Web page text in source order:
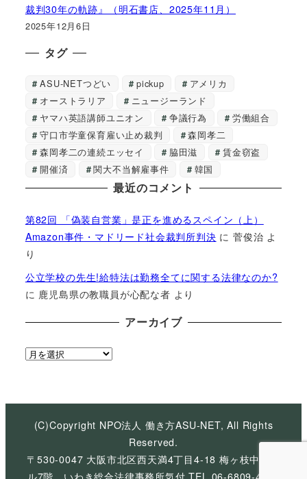
裁判30年の軌跡』（明石書店、2025年11月）
2025年12月6日
タグ
ASU-NETつどい pickup
アメリカ
オーストラリア
ニュージーランド
ヤマハ英語講師ユニオン
争議行為
労働組合
守口市学童保育雇い止め裁判
森岡孝二
森岡孝二の連続エッセイ
脇田滋
賃金窃盗
開催済
関大不当解雇事件 韓国
最近のコメント
第82回 「偽装自営業」是正を進めるスペイン（上）
Amazon事件・マドリード社会裁判所判決 に菅俊治 よ
り
公立学校の先生!給特法は勤務全てに関する法律なのか?
に 鹿児島県の教職員が心配な者 より
アーカイブ
ア
イ
(C)Copyright NPO法人 働き方ASU-NET, All Rights
Reserved.
〒530-0047 大阪市北区西天満4丁目4-18 梅ヶ枝中央ビ
ル7階 いわき総合法律事務所気付 TEL 06-6809-4926